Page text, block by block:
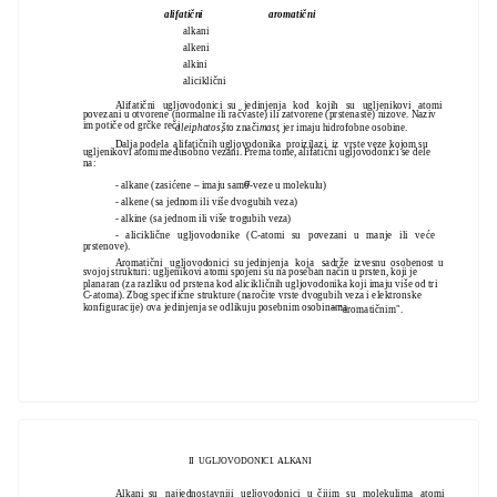
alifatični
aromatični
alkani
alkeni
alkini
aliciklični
Alifatični ugljovodonici su jedinjenja kod kojih su ugljenikovi atomi
povezani u otvorene (normalne ili račvaste) ili zatvorene (prstenaste) nizove. Naziv
im potiče od grčke rečialeiphatos,što značimast, jer imaju hidrofobne osobine.
Dalja podela alifatičnih ugljovodonika proizilazi iz vrste veze kojom su
ugljenikovi atomi međusobno vezani. Prema tome, alifatični ugljovodonici se dele
na:
- alkane (zasićene – imaju samo
σ-veze u molekulu)
- alkene (sa jednom ili više dvogubih veza)
- alkine (sa jednom ili više trogubih veza)
- aliciklične ugljovodonike (C-atomi su povezani u manje ili veće
prstenove).
Aromatični ugljovodonici su jedinjenja koja sadrže izvesnu osobenost u
svojoj strukturi: ugljenikovi atomi spojeni su na poseban način u prsten, koji je
planaran (za razliku od prstena kod alicikličnih ugljovodonika koji imaju više od tri
C-atoma). Zbog specifične strukture (naročite vrste dvogubih veza i elektronske
konfiguracije) ova jedinjenja se odlikuju posebnim osobinama
−"aromatičnim".
II UGLJOVODONICI. ALKANI
Alkani su najjednostavniji ugljovodonici u čijim su molekulima atomi